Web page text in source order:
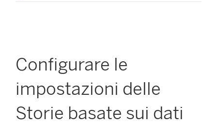
Configurare le
impostazioni delle
Storie basate sui dati